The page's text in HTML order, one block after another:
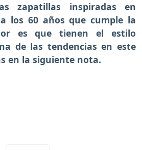
zapatillas inspiradas en
los 60 años que cumple la
es que tienen el estilo
de las tendencias en este
en la siguiente nota.